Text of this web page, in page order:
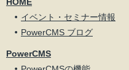
HOME
イベント・セミナー情報
PowerCMS ブログ
PowerCMS